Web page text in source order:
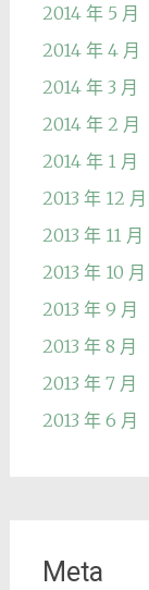
2014 年 5 月
2014 年 4 月
2014 年 3 月
2014 年 2 月
2014 年 1 月
2013 年 12 月
2013 年 11 月
2013 年 10 月
2013 年 9 月
2013 年 8 月
2013 年 7 月
2013 年 6 月
Meta